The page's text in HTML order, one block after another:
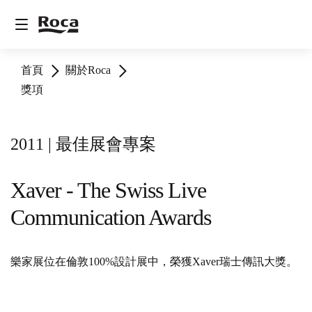
首頁
關於Roca
獎項
2011 | 最佳展會專案
Xaver - The Swiss Live
Communication Awards
樂家展位在倫敦100%設計展中，榮獲Xaver瑞士傳訊大獎。